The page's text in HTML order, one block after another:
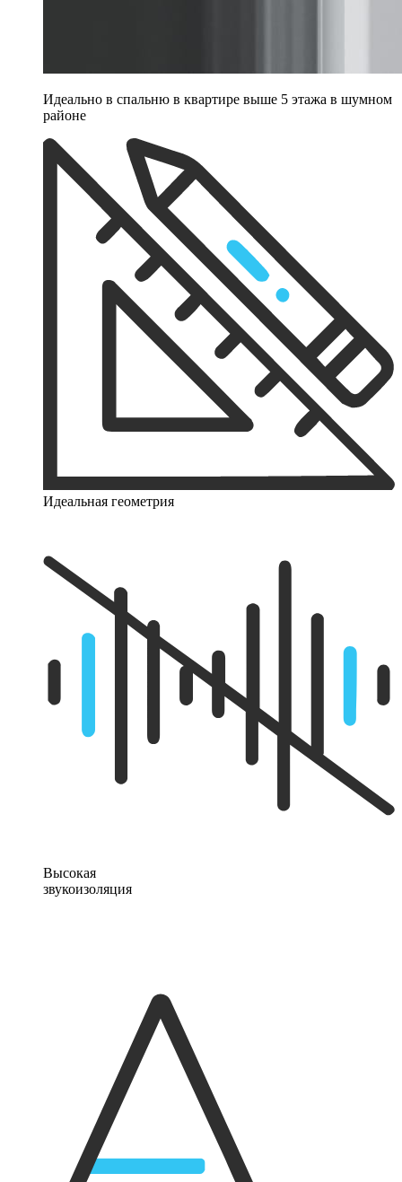
Идеально в спальню в квартире выше 5 этажа в шумном
районе
Идеальная геометрия
Высокая
звукоизоляция